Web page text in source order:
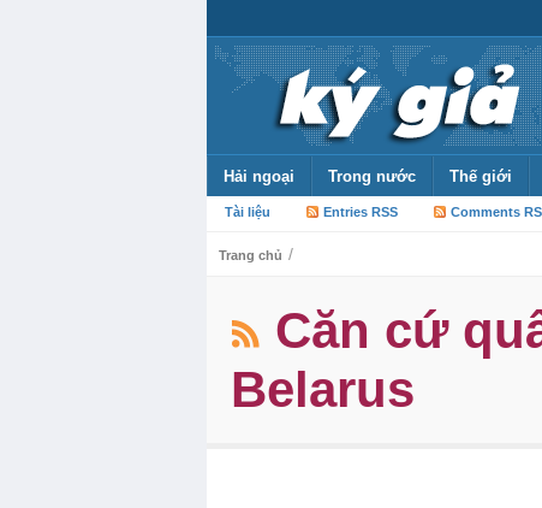
Hải ngoại Trong nước Thế giới
Tài liệu Entries RSS Comments
Trang chủ /
Căn cứ
Belarus